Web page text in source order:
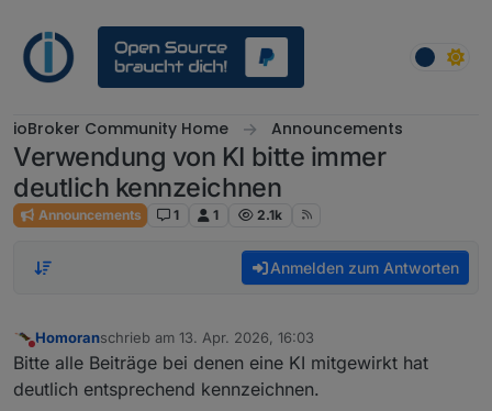
ioBroker Community Home Announcements
Verwendung von KI bitte immer
deutlich kennzeichnen
Announcements 1 1 2.1k
Anmelden zum Antworten
Nicht stören
Homoranschrieb am 13. Apr. 2026, 16:03
zuletzt editiert von
Bitte alle Beiträge bei denen eine KI mitgewirkt hat
deutlich entsprechend kennzeichnen.